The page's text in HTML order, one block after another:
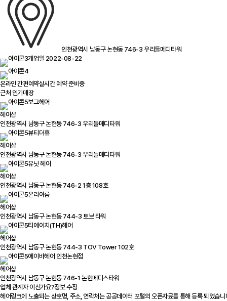
인천광역시 남동구 논현동 746-3 우리들메디타워
개업일 2022-08-22
온라인 간편예약실시간 예약 준비중
근처 인기매장
보그헤어
헤어샵
인천광역시 남동구 논현동 746-3 우리들메디타워
뷰티더휴
헤어샵
인천광역시 남동구 논현동 746-3 우리들메디타워
유닛 헤어
헤어샵
인천광역시 남동구 논현동 746-2 1층 108호
온리아름
헤어샵
인천광역시 남동구 논현동 744-3 토브 타워
티에이치(TH)헤어
헤어샵
인천광역시 남동구 논현동 744-3 TOV Tower 102호
에이바헤어 인천논현점
헤어샵
인천광역시 남동구 논현동 746-1 논현메디스타워
업체 관계자 이신가요?정보 수정
헤어링크에 노출되는 상호명, 주소, 연락처는 공공데이터 포털의 오픈자료를 통해 등록 되었습니